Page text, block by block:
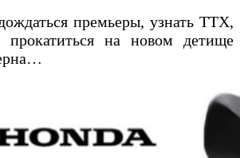
премьеры, узнать ТТХ,
на новом детище